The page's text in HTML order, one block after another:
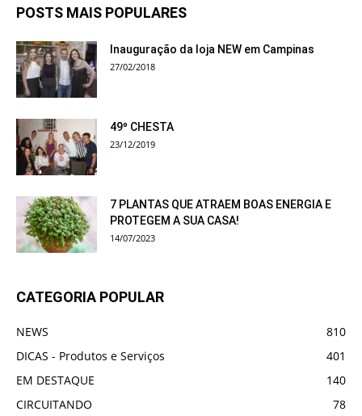
POSTS MAIS POPULARES
Inauguração da loja NEW em Campinas
27/02/2018
49º CHESTA
23/12/2019
7 PLANTAS QUE ATRAEM BOAS ENERGIA E
PROTEGEM A SUA CASA!
14/07/2023
CATEGORIA POPULAR
NEWS
810
DICAS - Produtos e Serviços
401
EM DESTAQUE
140
CIRCUITANDO
78